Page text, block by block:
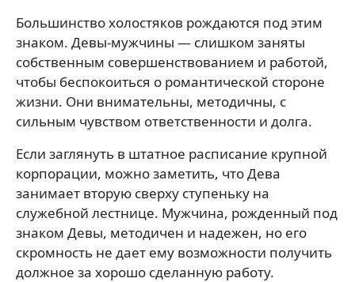
Большинство холостяков рождаются под этим
знаком. Девы-мужчины — слишком заняты
собственным совершенствованием и работой,
чтобы беспокоиться о романтической стороне
жизни. Они внимательны, методичны, с
сильным чувством ответственности и долга.
Если заглянуть в штатное расписание крупной
корпорации, можно заметить, что Дева
занимает вторую сверху ступеньку на
служебной лестнице. Мужчина, рожденный под
знаком Девы, методичен и надежен, но его
скромность не дает ему возможности получить
должное за хорошо сделанную работу.